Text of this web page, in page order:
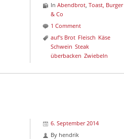
InAbendbrot ,Toast, Burger
& Co
1 Comment
auf's Brot Fleisch Käse
Schwein Steak
überbacken Zwiebeln
6. September 2014
By hendrik